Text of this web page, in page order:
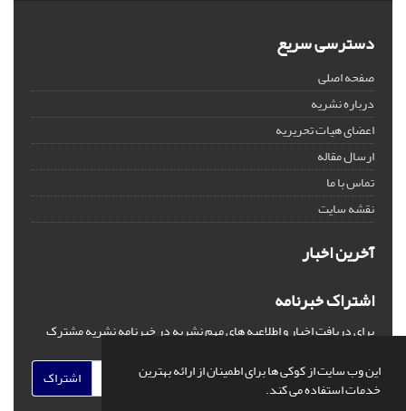
این وب سایت از کوکی ها برای اطمینان از ارائه بهترین
خدمات استفاده می کند.
دسترسی سریع
صفحه اصلی
درباره نشریه
اعضای هیات تحریریه
ارسال مقاله
تماس با ما
نقشه سایت
آخرین اخبار
اشتراک خبرنامه
برای دریافت اخبار و اطلاعیه های مهم نشریه در خبرنامه نشریه مشترک
اشتراک